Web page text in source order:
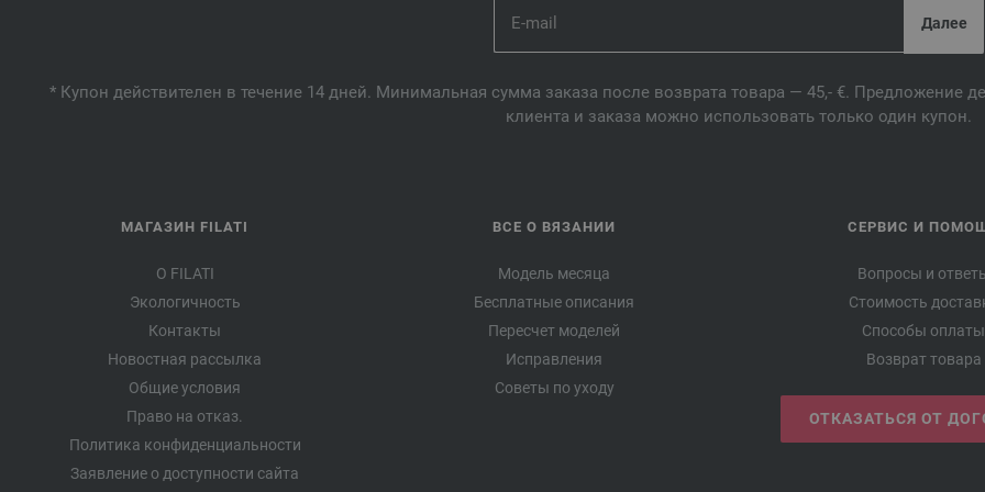
* Купон действителен в течение 14 дней. Минимальная сумма заказа после возврата товара — 45,- €. Предложение
клиента и заказа можно использовать только один купон.
МАГАЗИН FILATI
О FILATI
Экологичность
Контакты
Новостная рассылка
Общие условия
Право на отказ.
Политика конфиденциальности
Заявление о доступности сайта
ВСЕ О ВЯЗАНИИ
Модель месяца
Бесплатные описания
Пересчет моделей
Исправления
Советы по уходу
СЕРВИС И
Вопросы и
Стоимость
Способы оплаты
Возврат товара
ОТКАЗАТЬСЯ ОТ